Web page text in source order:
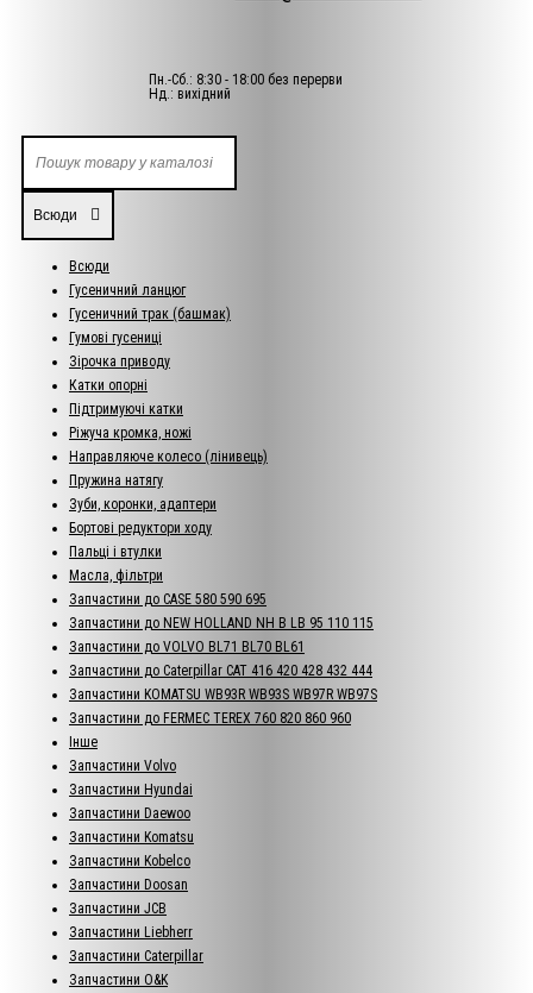
Пн.-Сб.: 8:30 - 18:00 без перерви
Нд.: вихідний
Всюди
Всюди
Гусеничний ланцюг
Гусеничний трак (башмак)
Гумові гусениці
Зірочка приводу
Катки опорні
Підтримуючі катки
Ріжуча кромка, ножі
Направляюче колесо (лінивець)
Пружина натягу
Зуби, коронки, адаптери
Бортові редуктори ходу
Пальці і втулки
Масла, фільтри
Запчастини до CASE 580 590 695
Запчастини до NEW HOLLAND NH B LB 95 110 115
Запчастини до VOLVO BL71 BL70 BL61
Запчастини до Caterpillar CAT 416 420 428 432 444
Запчастини KOMATSU WB93R WB93S WB97R WB97S
Запчастини до FERMEC TEREX 760 820 860 960
Інше
Запчастини Volvo
Запчастини Hyundai
Запчастини Daewoo
Запчастини Komatsu
Запчастини Kobelco
Запчастини Doosan
Запчастини JCB
Запчастини Liebherr
Запчастини Caterpillar
Запчастини O&K